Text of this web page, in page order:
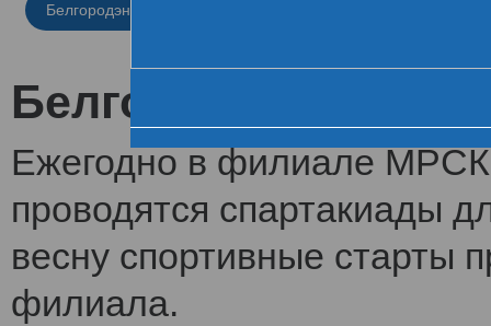
Белгородэнерго
Белгородэнерго
Ежегодно в филиале МРСК
проводятся спартакиады
весну спортивные старты
филиала.